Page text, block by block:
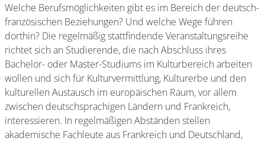
Welche Berufsmöglichkeiten gibt es im Bereich der deutsch-
französischen Beziehungen? Und welche Wege führen
dorthin? Die regelmäßig stattfindende Veranstaltungsreihe
richtet sich an Studierende, die nach Abschluss ihres
Bachelor- oder Master-Studiums im Kulturbereich arbeiten
wollen und sich für Kulturvermittlung, Kulturerbe und den
kulturellen Austausch im europäischen Raum, vor allem
zwischen deutschsprachigen Ländern und Frankreich,
interessieren. In regelmäßigen Abständen stellen
akademische Fachleute aus Frankreich und Deutschland,